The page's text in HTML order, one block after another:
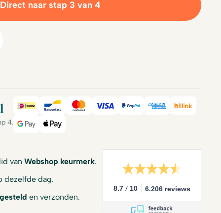
Direct naar stap 3 van 4
4.
iDeal BancontactMastercard
Visa PayPalAmerican
Billink
Google PayApple Pay
van Webshop keurmerk.
dezelfde dag.
en verzonden.
8.7 / 10 6.206 reviews